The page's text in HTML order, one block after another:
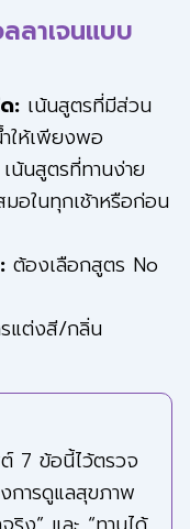
ลาเจนแบบ
:เน้นสูตรที่มีส่วน
ให้เพียงพอ
น้นสูตรที่ทานง่าย
อในทุกเช้าหรือก่อน
ต้องเลือกสูตร No
แต่งสี/กลิ่น
7 ข้อนี้ไว้ตรวจ
การดูแลสุขภาพ